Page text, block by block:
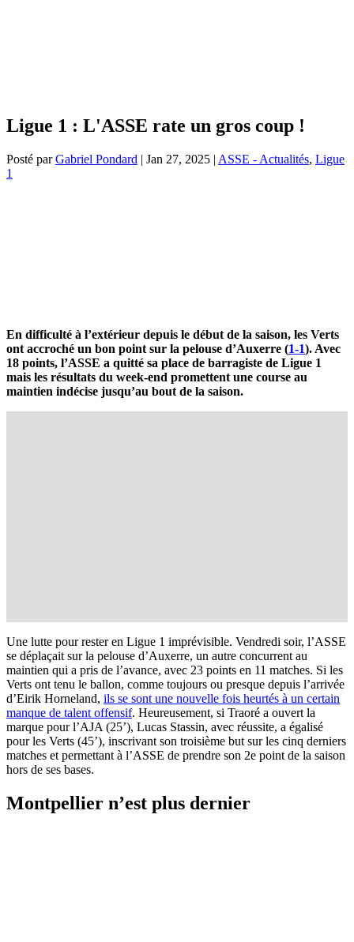
Ligue 1 : L'ASSE rate un gros coup !
Posté parGabriel Pondard | Jan 27, 2025 | ASSE - Actualités, Ligue
1
En difficulté à l’extérieur depuis le début de la saison, les Verts
ont accroché un bon point sur la pelouse d’Auxerre (1-1). Avec
18 points, l’ASSE a quitté sa place de barragiste de Ligue 1
mais les résultats du week-end promettent une course au
maintien indécise jusqu’au bout de la saison.
Une lutte pour rester en Ligue 1 imprévisible. Vendredi soir, l’ASSE
se déplaçait sur la pelouse d’Auxerre, un autre concurrent au
maintien qui a pris de l’avance, avec 23 points en 11 matches. Si les
Verts ont tenu le ballon, comme toujours ou presque depuis l’arrivée
d’Eirik Horneland, ils se sont une nouvelle fois heurtés à un certain
manque de talent offensif. Heureusement, si Traoré a ouvert la
marque pour l’AJA (25’), Lucas Stassin, avec réussite, a égalisé
pour les Verts (45’), inscrivant son troisième but sur les cinq derniers
matches et permettant à l’ASSE de prendre son 2e point de la saison
hors de ses bases.
Montpellier n’est plus dernier